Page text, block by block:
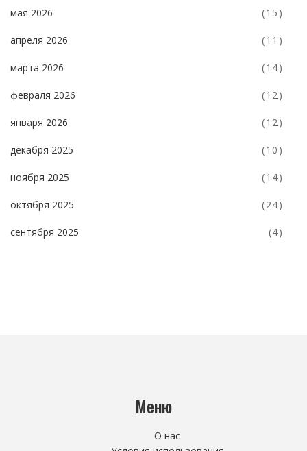
мая 2026 (15)
апреля 2026 (11)
марта 2026 (14)
февраля 2026 (12)
января 2026 (12)
декабря 2025 (10)
ноября 2025 (14)
октября 2025 (24)
сентября 2025 (4)
Меню
О нас